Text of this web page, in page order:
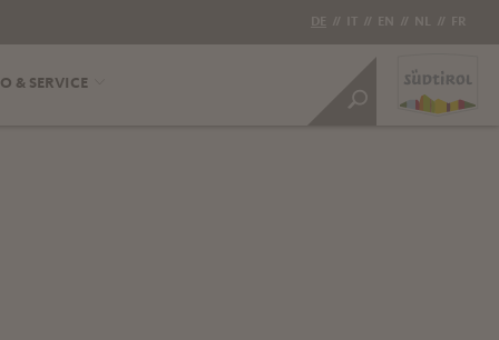
DE // IT // EN // NL // FR
& SERVICE